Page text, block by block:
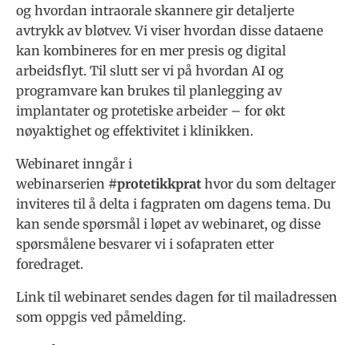
og hvordan intraorale skannere gir detaljerte
avtrykk av bløtvev. Vi viser hvordan disse dataene
kan kombineres for en mer presis og digital
arbeidsflyt. Til slutt ser vi på hvordan AI og
programvare kan brukes til planlegging av
implantater og protetiske arbeider – for økt
nøyaktighet og effektivitet i klinikken.
Webinaret inngår i
webinarserien #protetikkprat hvor du som deltager
inviteres til å delta i fagpraten om dagens tema. Du
kan sende spørsmål i løpet av webinaret, og disse
spørsmålene besvarer vi i sofapraten etter
foredraget.
Link til webinaret sendes dagen før til mailadressen
som oppgis ved påmelding.